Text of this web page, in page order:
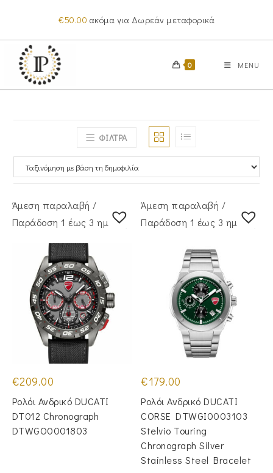
content
€50.00 ακόμα για Δωρεάν μεταφορικά
0 MENU
ΦΙΛΤΡΑ
Άμεση παραλαβή /
Παράδoση 1 έως 3 ημέρες
€209.00
Ρολόι Ανδρικό DUCATI
DT012 Chronograph
DTWGO0001803
Άμεση παραλαβή /
Παράδoση 1 έως 3 ημέρες
€179.00
Ρολόι Ανδρικό DUCATI
CORSE DTWGI0003103
Stelvio Touring
Chronograph Silver
Stainless Steel Bracelet